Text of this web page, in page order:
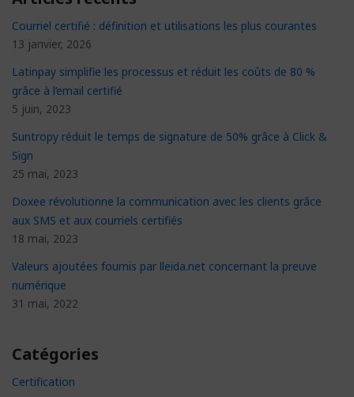
Courriel certifié : définition et utilisations les plus courantes
13 janvier, 2026
Latinpay simplifie les processus et réduit les coûts de 80 %
grâce à l’email certifié
5 juin, 2023
Suntropy réduit le temps de signature de 50% grâce à Click &
Sign
25 mai, 2023
Doxee révolutionne la communication avec les clients grâce
aux SMS et aux courriels certifiés
18 mai, 2023
Valeurs ajoutées fournis par lleida.net concernant la preuve
numérique
31 mai, 2022
Catégories
Certification